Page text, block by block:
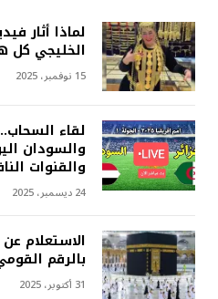
لماذا أثار
الخليجي كل
15 نوفمبر، 2025
لقاء
والقنوات
24 ديسمبر، 2025
بالرقم
31 أكتوبر، 2025